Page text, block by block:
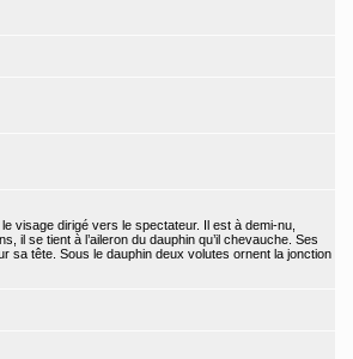
visage dirigé vers le spectateur. Il est à demi-nu,
il se tient à l’aileron du dauphin qu’il chevauche. Ses
sa tête. Sous le dauphin deux volutes ornent la jonction